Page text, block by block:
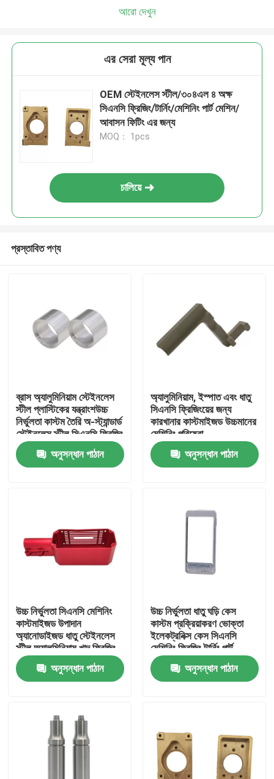
বাড়ি
পণ্য
আমাদের সম্বন্ধে
গুণমান নিয়ন্ত্রণ
আমাদের সাথে যোগাযোগ
একটি উদ্ধৃতি অনুরোধ করুন
আরো দেখুন
এর সেরা মূল্য পান
OEM স্টেইনলেস স্টীল/৩০৪এল ৪ অক্ষ
সিএনসি ফ্রিজিং/টার্নিং/মেশিনিং পার্ট মেশিন/
আবাসন ফিটিং এর জন্য
MOQ： 1pcs
চালিয়ে
প্রস্তাবিত পণ্য
ব্রাস অ্যালুমিনিয়াম স্টেইনলেস
স্টীল প্লাস্টিকের যন্ত্রাংশউচ্চ
নির্ভুলতা কাস্টম তৈরি অ-স্ট্যান্ডার্ড
স্টেইনলেস স্টীল সিএনসি ফ্রিজিং
টার্নিং
অনুসন্ধান পাঠান
অ্যালুমিনিয়াম, ইস্পাত এবং ধাতু
সিএনসি ফ্রিজিংয়ের জন্য
কারখানার কাস্টমাইজড উচ্চমানের
মেশিনিং পরিষেবা
অনুসন্ধান পাঠান
উচ্চ নির্ভুলতা সিএনসি মেশিনিং
কাস্টমাইজড উপাদান
অ্যানোডাইজড ধাতু স্টেইনলেস
স্টীল অ্যালুমিনিয়াম খাদ ফ্রিজিং
অংশ
অনুসন্ধান পাঠান
উচ্চ নির্ভুলতা ধাতু ঘড়ি কেস
কাস্টম প্রক্রিয়াকরণ ভোক্তা
ইলেকট্রনিক্স কেস সিএনসি
মেশিনিং ফ্রিজিং টার্নিং পার্ট
অনুসন্ধান পাঠান